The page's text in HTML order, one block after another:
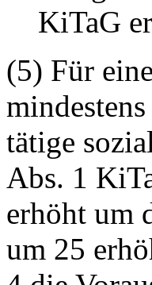
KiTaG
(5) Für
tätige
Abs. 1
erhöht um
um 25